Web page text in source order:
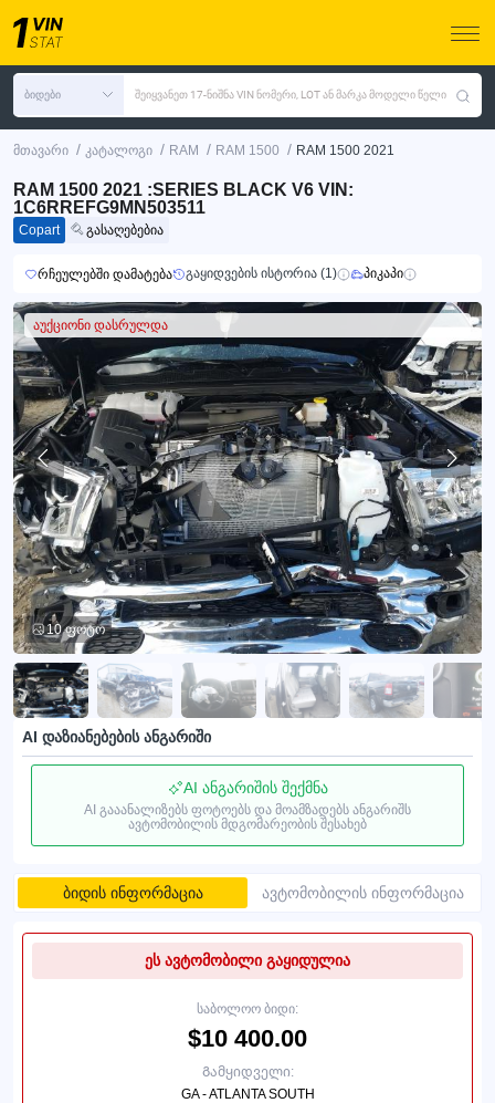
ბიდები შეიყვანეთ 17-ნიშნა VIN ნომერი, LOT ან მარკა მოდელი წელი
მთავარი / კატალოგი / RAM / RAM 1500 / RAM 1500 2021
RAM 1500 2021 :SERIES BLACK V6 VIN:
1C6RREFG9MN503511
Copart გასაღებებია
რჩეულებში დამატება გაყიდვების ისტორია (1) პიკაპი
აუქციონი დასრულდა
10 ფოტო
AI დაზიანებების ანგარიში
AI ანგარიშის შექმნა
AI გააანალიზებს ფოტოებს და მოამზადებს ანგარიშს
ავტომობილის მდგომარეობის შესახებ
ბიდის ინფორმაცია ავტომობილის ინფორმაცია
ეს ავტომობილი გაყიდულია
საბოლოო ბიდი:
$10 400.00
Გამყიდველი:
GA - ATLANTA SOUTH